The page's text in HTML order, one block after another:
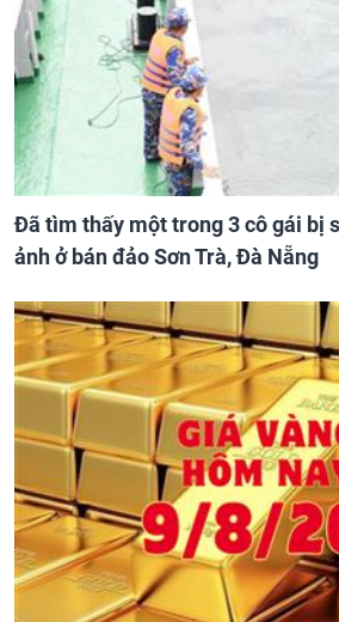
Đã tìm thấy một trong 3 cô gái bị
ảnh ở bán đảo Sơn Trà, Đà Nẵng